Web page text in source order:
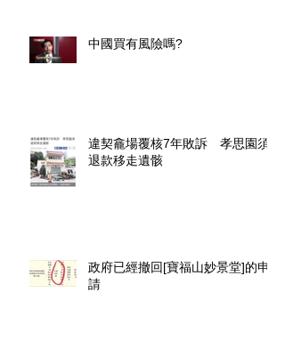
中國買有風險嗎?
違契龕場覆核7年敗訴 孝思園須
退款移走遺骸
政府已經撤回[寶福山妙景堂]的申
請